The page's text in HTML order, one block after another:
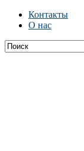
Контакты
О нас